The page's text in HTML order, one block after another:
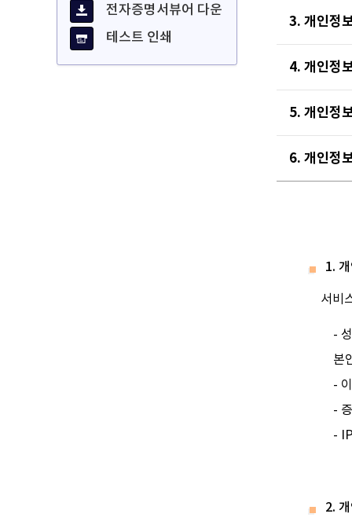
전자증명서뷰어 다운
테스트 인쇄
3. 개인정
4. 개인정
5. 개인정
6. 개인정
1.
서비
-
본
-
-
-
2.